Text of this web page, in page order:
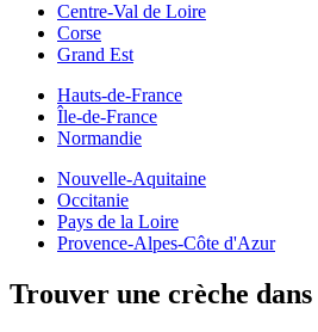
Centre-Val de Loire
Corse
Grand Est
Hauts-de-France
Île-de-France
Normandie
Nouvelle-Aquitaine
Occitanie
Pays de la Loire
Provence-Alpes-Côte d'Azur
Trouver une crèche